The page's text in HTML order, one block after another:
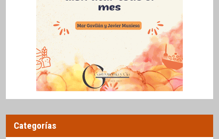
Categorías